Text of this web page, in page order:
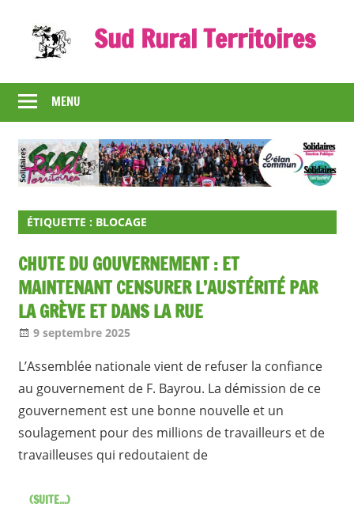
content
Sud Rural Territoires
syndicat
qui
et
qui
MENU
ÉTIQUETTE : BLOCAGE
CHUTE DU GOUVERNEMENT : ET
MAINTENANT CENSURER L’AUSTÉRITÉ PAR
LA GRÈVE ET DANS LA RUE
9 septembre 2025
L’Assemblée nationale vient de refuser la confiance
au gouvernement de F. Bayrou. La démission de ce
gouvernement est une bonne nouvelle et un
soulagement pour des millions de travailleurs et de
travailleuses qui redoutaient de
(SUITE...)